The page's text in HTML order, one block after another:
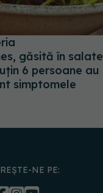
găsită în salate
6 persoane au
simptomele
NE PE: